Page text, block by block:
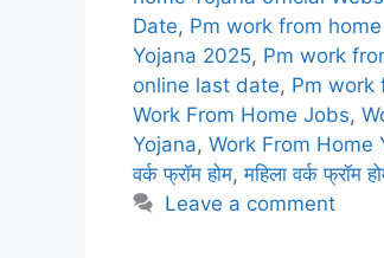
Date, Pm work from
Yojana 2025, Pm work
online last date, Pm work
Work From Home Jobs,
Yojana, Work From Home
वर्क फ्रॉम होम,महिला वर्क फ्रॉम
Leave a comment